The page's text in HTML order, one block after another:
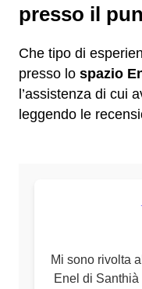
presso il
Che tipo di
presso lo spazio
l’assistenza di cui
leggendo le
Mi sono rivolta
Enel di